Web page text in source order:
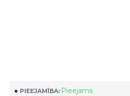
PIEEJAMĪBA: Pieejams